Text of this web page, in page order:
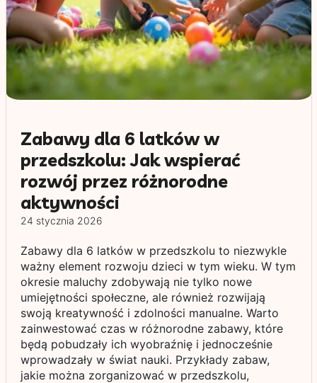
Zabawy dla 6 latków w
przedszkolu: Jak wspierać
rozwój przez różnorodne
aktywności
24 stycznia 2026
Zabawy dla 6 latków w przedszkolu to niezwykle
ważny element rozwoju dzieci w tym wieku. W tym
okresie maluchy zdobywają nie tylko nowe
umiejętności społeczne, ale również rozwijają
swoją kreatywność i zdolności manualne. Warto
zainwestować czas w różnorodne zabawy, które
będą pobudzały ich wyobraźnię i jednocześnie
wprowadzały w świat nauki. Przykłady zabaw,
jakie można zorganizować w przedszkolu,